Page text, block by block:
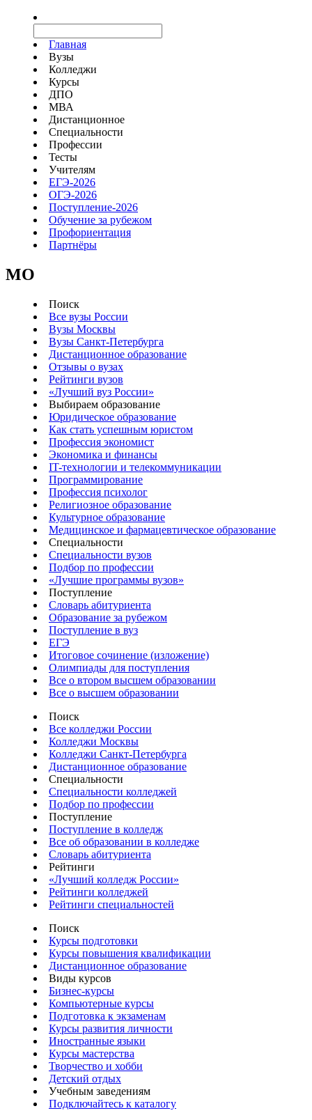
Главная
Вузы
Колледжи
Курсы
ДПО
МВА
Дистанционное
Специальности
Профессии
Тесты
Учителям
ЕГЭ-2026
ОГЭ-2026
Поступление-2026
Обучение за рубежом
Профориентация
Партнёры
MO
Поиск
Все вузы России
Вузы Москвы
Вузы Санкт-Петербурга
Дистанционное образование
Отзывы о вузах
Рейтинги вузов
«Лучший вуз России»
Выбираем образование
Юридическое образование
Как стать успешным юристом
Профессия экономист
Экономика и финансы
IT-технологии и телекоммуникации
Программирование
Профессия психолог
Религиозное образование
Культурное образование
Медицинское и фармацевтическое образование
Специальности
Специальности вузов
Подбор по профессии
«Лучшие программы вузов»
Поступление
Словарь абитуриента
Образование за рубежом
Поступление в вуз
ЕГЭ
Итоговое сочинение (изложение)
Олимпиады для поступления
Все о втором высшем образовании
Все о высшем образовании
Поиск
Все колледжи России
Колледжи Москвы
Колледжи Санкт-Петербурга
Дистанционное образование
Специальности
Специальности колледжей
Подбор по профессии
Поступление
Поступление в колледж
Все об образовании в колледже
Словарь абитуриента
Рейтинги
«Лучший колледж России»
Рейтинги колледжей
Рейтинги специальностей
Поиск
Курсы подготовки
Курсы повышения квалификации
Дистанционное образование
Виды курсов
Бизнес-курсы
Компьютерные курсы
Подготовка к экзаменам
Курсы развития личности
Иностранные языки
Курсы мастерства
Творчество и хобби
Детский отдых
Учебным заведениям
Подключайтесь к каталогу